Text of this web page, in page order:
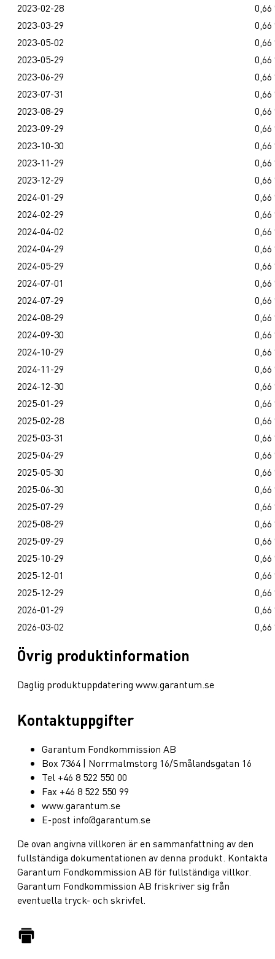
2023-02-28
0,66
2023-03-29
0,66
2023-05-02
0,66
2023-05-29
0,66
2023-06-29
0,66
2023-07-31
0,66
2023-08-29
0,66
2023-09-29
0,66
2023-10-30
0,66
2023-11-29
0,66
2023-12-29
0,66
2024-01-29
0,66
2024-02-29
0,66
2024-04-02
0,66
2024-04-29
0,66
2024-05-29
0,66
2024-07-01
0,66
2024-07-29
0,66
2024-08-29
0,66
2024-09-30
0,66
2024-10-29
0,66
2024-11-29
0,66
2024-12-30
0,66
2025-01-29
0,66
2025-02-28
0,66
2025-03-31
0,66
2025-04-29
0,66
2025-05-30
0,66
2025-06-30
0,66
2025-07-29
0,66
2025-08-29
0,66
2025-09-29
0,66
2025-10-29
0,66
2025-12-01
0,66
2025-12-29
0,66
2026-01-29
0,66
2026-03-02
0,66
Övrig produktinformation
Daglig produktuppdatering www.garantum.se
Kontaktuppgifter
Garantum Fondkommission AB
Box 7364 | Norrmalmstorg 16/Smålandsgatan 16
Tel +46 8 522 550 00
Fax +46 8 522 550 99
www.garantum.se
E-post info@garantum.se
De ovan angivna villkoren är en sammanfattning av den
fullständiga dokumentationen av denna produkt. Kontakta
Garantum Fondkommission AB för fullständiga villkor.
Garantum Fondkommission AB friskriver sig från
eventuella tryck- och skrivfel.